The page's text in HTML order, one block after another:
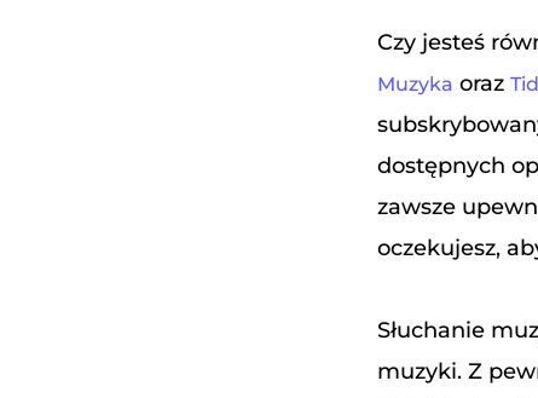
Czy jesteś
Muzyka oraz
dostępnych
zawsze
oczekujesz,
Słuchanie
muzyki. Z